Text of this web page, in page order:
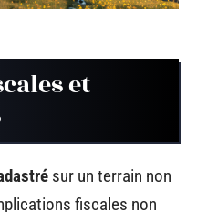
et
sur un terrain non
fiscales non